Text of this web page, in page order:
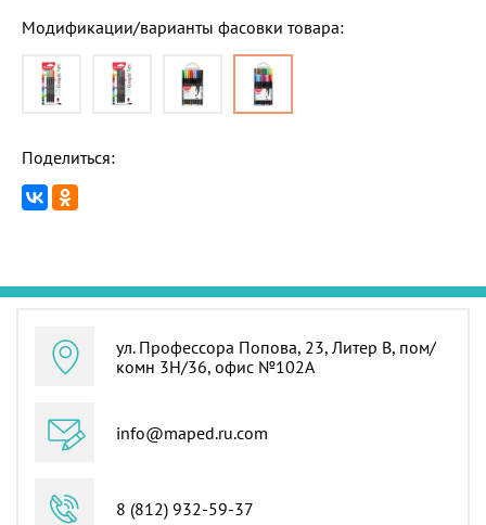
Модификации/варианты фасовки товара:
Поделиться:
ул. Профессора Попова, 23, Литер В, пом/
комн 3Н/36, офис №102А
info@maped.ru.com
8 (812) 932-59-37